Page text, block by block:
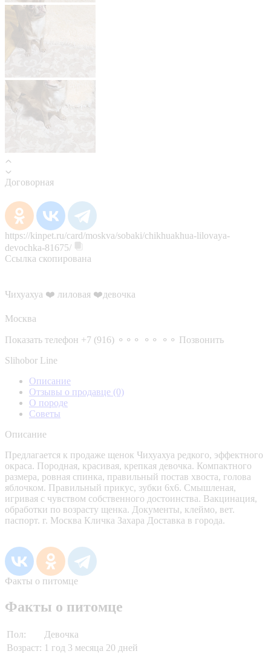
Договорная
https://kinpet.ru/card/moskva/sobaki/chikhuakhua-lilovaya-
devochka-81675/
Ссылка скопирована
Чихуахуа ❤️ лиловая ❤️девочка
Москва
Показать телефон +7 (916) ⚬⚬⚬ ⚬⚬ ⚬⚬ Позвонить
Slihobor Line
Описание
Отзывы о продавце (0)
О породе
Советы
Описание
Предлагается к продаже щенок Чихуахуа редкого, эффектного
окраса. Породная, красивая, крепкая девочка. Компактного
размера, ровная спинка, правильный постав хвоста, голова
яблочком. Правильный прикус, зубки 6х6. Смышленая,
игривая с чувством собственного достоинства. Вакцинация,
обработки по возрасту щенка. Документы, клеймо, вет.
паспорт. г. Москва Кличка Захара Доставка в города.
Факты о питомце
Факты о питомце
Пол:
Девочка
Возраст: 1 год 3 месяца 20 дней